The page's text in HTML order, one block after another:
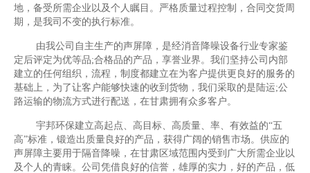
地，备受所需企业以及个人瞩目。严格质量过程控制，合同交货周
期，是我司不变的执行标准。
由我公司自主生产的声屏障，是经消音降噪设备行业专家鉴
定后评定为优等品;合格品的产品，享誉业界。我们坚持公司内部
建立的任何组织，流程，制度都建立在为客户提供更良好的服务的
基础上，为了让客户能够快速的收到货物，我们采取的是陆运;公
路运输的物流方式进行配送，在甘肃拥有众多客户。
宇邦环保建立高起点、高目标、高质量、率、有效益的“五
高”标准，锻造出质量良好的产品，获得广阔的销售市场。供应的
声屏障主要用于隔音降噪，在甘肃区域范围内受到广大所需企业以
及个人的青睐。公司凭借良好的信誉，雄厚的实力，好的产品，低